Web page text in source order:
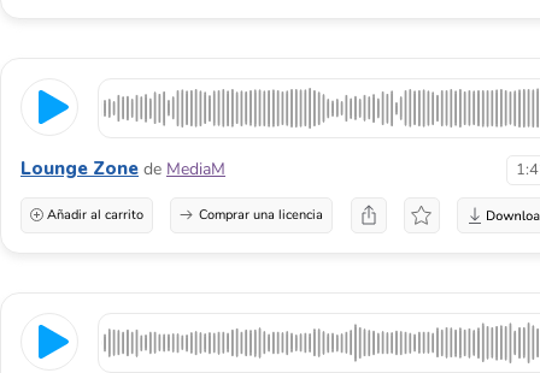
Lounge Zone de MediaM
Añadir al carrito Comprar una licencia